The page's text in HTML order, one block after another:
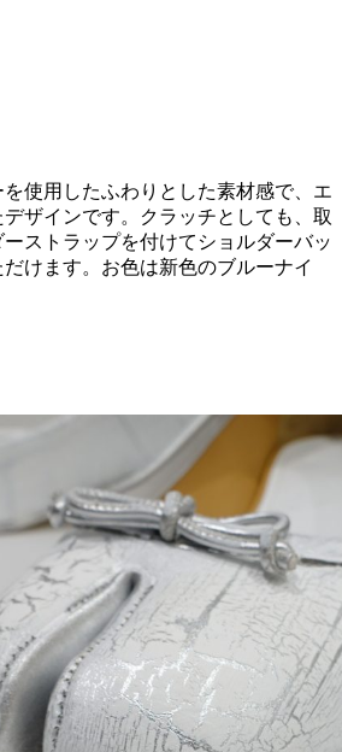
使用したふわりとした素材感で、エ
ザインです。クラッチとしても、取
ストラップを付けてショルダーバッ
けます。お色は新色のブルーナイ